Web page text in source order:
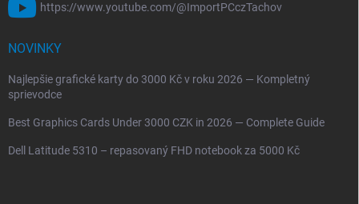
https://www.youtube.com/@ImportPCczTachov
NOVINKY
Najlepšie grafické karty do 3000 Kč v roku 2026 — Kompletný
sprievodce
Best Graphics Cards Under 3000 CZK in 2026 — Complete Guide
Dell Latitude 5310 – repasovaný FHD notebook za 5000 Kč